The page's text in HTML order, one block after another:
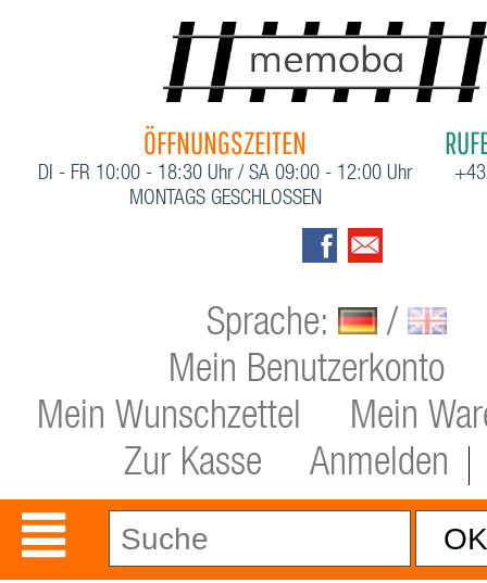
ÖFFNUNGSZEITEN
DI - FR 10:00 - 18:30 Uhr / SA 09:00 - 12:00 Uhr
MONTAGS GESCHLOSSEN
Sprache:
/
Mein Benutzerkonto
Mein Wunschzettel
Mein
Zur Kasse
Anmelden